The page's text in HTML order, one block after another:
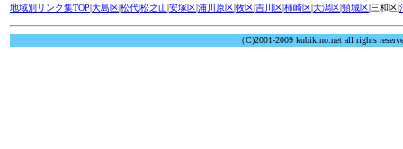
地域別リンク集TOP|大島区|松代|松之山|安塚区|浦川原区|牧区|吉川区|柿崎区|大潟区|頸城区|三和区|
（C)2001-2009 kubikino.net all rights